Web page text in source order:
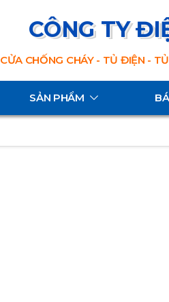
CÔNG TY
CỬA CHỐNG CHÁY - TỦ ĐIỆN -
SẢN PHẨM